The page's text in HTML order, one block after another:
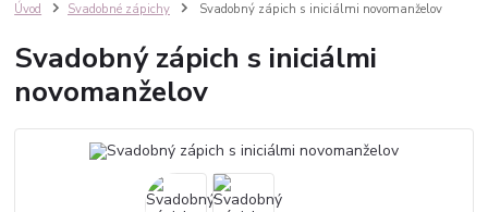
Úvod Svadobné zápichy Svadobný zápich s iniciálmi novomanželov
Svadobný zápich s iniciálmi
novomanželov